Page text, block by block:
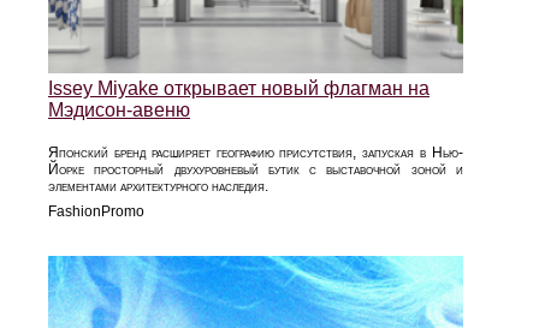
Issey Miyake открывает новый флагман на
Мэдисон-авеню
Японский бренд расширяет географию присутствия, запуская в Нью-
Йорке просторный двухуровневый бутик с выставочной зоной и
элементами архитектурного наследия.
FashionPromo